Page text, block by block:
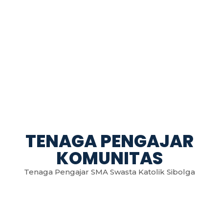
TENAGA PENGAJAR
KOMUNITAS
Tenaga Pengajar SMA Swasta Katolik Sibolga